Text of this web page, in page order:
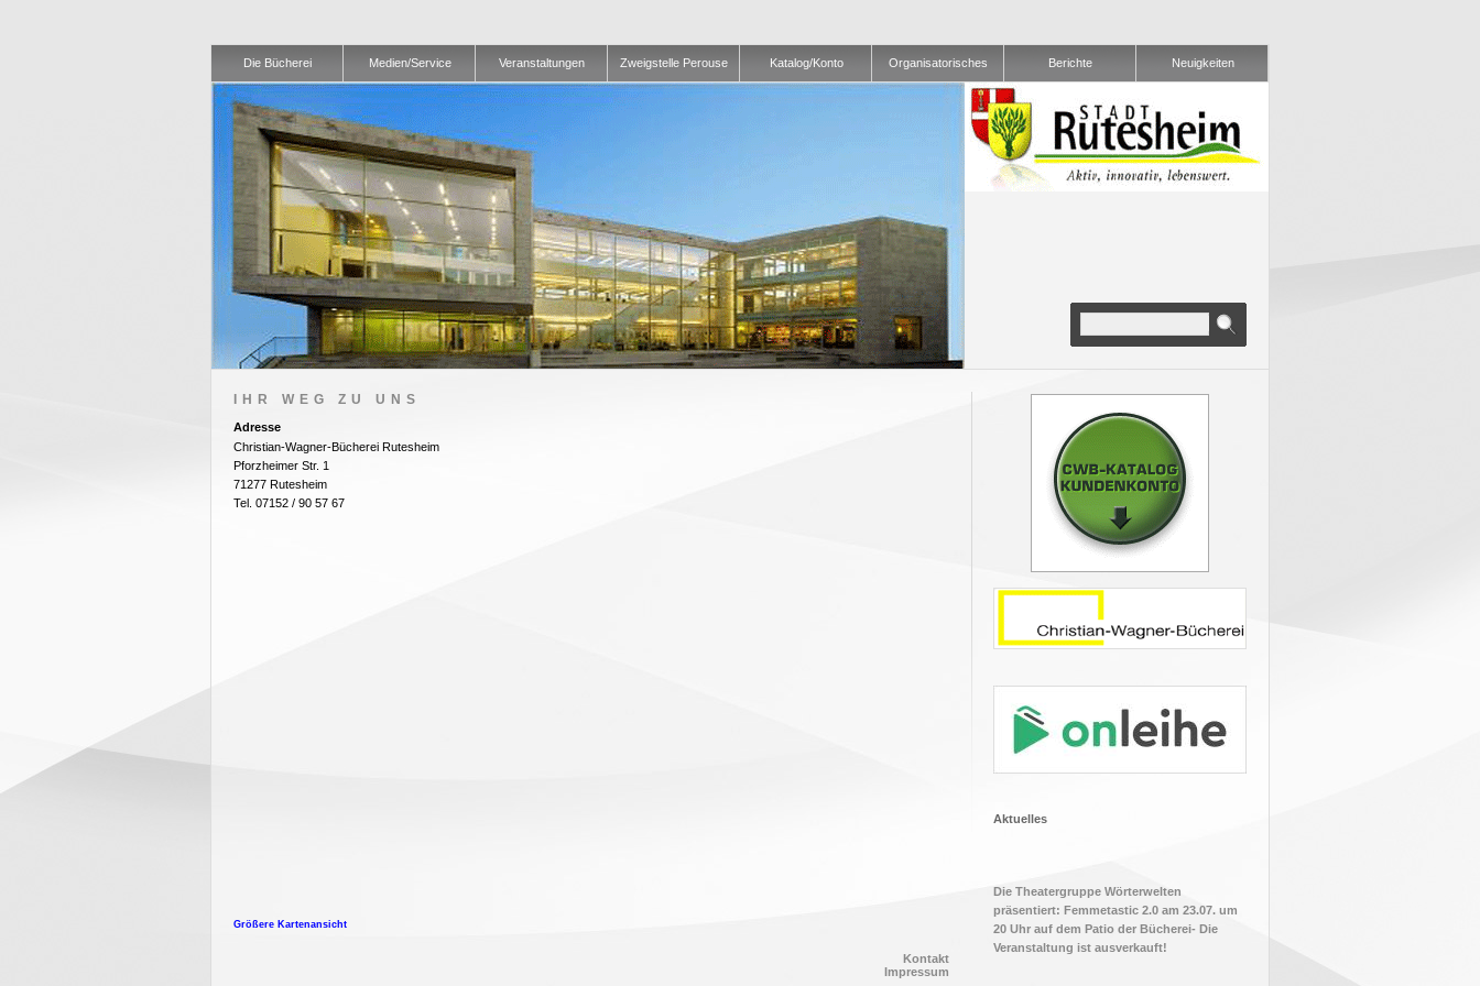
Die Bücherei Medien/Service Veranstaltungen Zweigstelle Perouse Katalog/Konto Organisatorisches Berichte Neuigkeiten
IHR WEG ZU UNS
Adresse
Christian-Wagner-Bücherei Rutesheim
Pforzheimer Str. 1
71277 Rutesheim
Tel. 07152 / 90 57 67
Größere Kartenansicht
Kontakt
Impressum
Aktuelles
Die Theatergruppe Wörterwelten
präsentiert: Femmetastic 2.0 am 23.07. um
20 Uhr auf dem Patio der Bücherei- Die
Veranstaltung ist ausverkauft!